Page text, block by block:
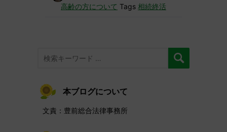
高齢の方について Tags 相続終活
本ブログについて
文責：豊前総合法律事務所